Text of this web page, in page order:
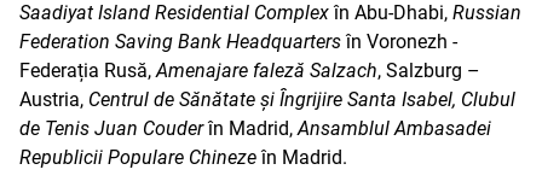
Saadiyat Island Residential Complexîn Abu-Dhabi, Russian
Federation Saving Bank Headquartersîn Voronezh -
Federația Rusă,Amenajare faleză Salzach, Salzburg –
Austria, Centrul de Sănătate și Îngrijire Santa Isabel, Clubul
de Tenis Juan Couderîn Madrid,Ansamblul Ambasadei
Republicii Populare Chinezeîn Madrid.